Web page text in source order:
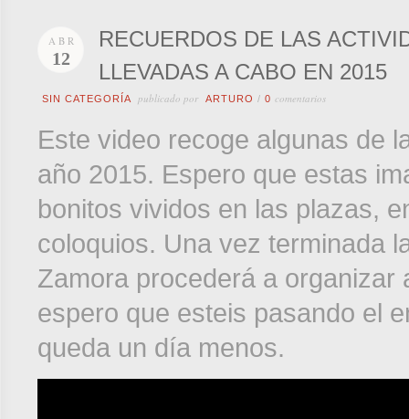
ABR
12
RECUERDOS DE LAS
LLEVADAS A CABO EN 2015
SIN CATEGORÍA publicado por ARTURO / 0 comentarios
Este video recoge algunas de
año 2015. Espero que estas
bonitos vividos en las plazas,
coloquios. Una vez terminada
Zamora procederá a organizar
espero que esteis pasando el
queda un día menos.